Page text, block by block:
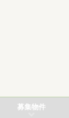
募集物件